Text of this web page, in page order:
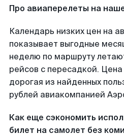
Про авиаперелеты на
Календарь низких цен на
показывает выгодные
неделю по маршруту
рейсов с пересадкой.
дорогая из найденных
рублей авиакомпанией
Как еще сэкономить
билет на самолет без